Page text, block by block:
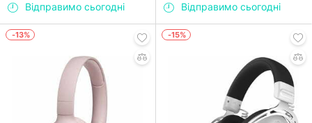
Відправимо сьогодні
Відправимо сьогодні
-13% -15%